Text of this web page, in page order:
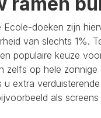
doeken zijn
van slechts 1%.
populaire keuze
zelfs op hele
extra
als